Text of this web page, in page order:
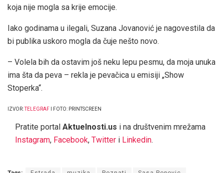
koja nije mogla sa krije emocije.
Iako godinama u ilegali, Suzana Jovanović je nagovestila da
bi publika uskoro mogla da čuje nešto novo.
– Volela bih da ostavim još neku lepu pesmu, da moja unuka
ima šta da peva – rekla je pevačica u emisiji „Show
Stoperka“.
IZVOR:TELEGRAF I FOTO: PRINTSCREEN
Pratite portal Aktuelnosti.us i na društvenim mrežama
Instagram, Facebook, Twitter i Linkedin.